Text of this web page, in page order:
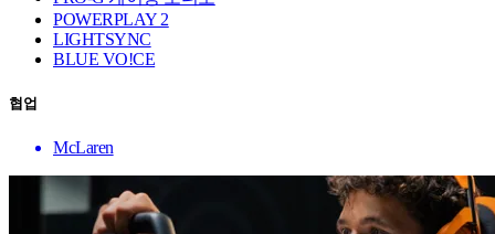
POWERPLAY 2
LIGHTSYNC
BLUE VO!CE
협업
McLaren